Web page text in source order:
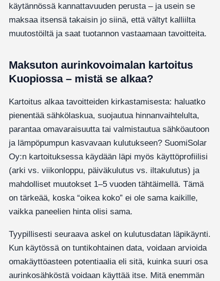
käytännössä kannattavuuden perusta – ja usein se
maksaa itsensä takaisin jo siinä, että vältyt kalliilta
muutostöiltä ja saat tuotannon vastaamaan tavoitteita.
Maksuton aurinkovoimalan kartoitus
Kuopiossa – mistä se alkaa?
Kartoitus alkaa tavoitteiden kirkastamisesta: haluatko
pienentää sähkölaskua, suojautua hinnanvaihtelulta,
parantaa omavaraisuutta tai valmistautua sähköautoon
ja lämpöpumpun kasvavaan kulutukseen? SuomiSolar
Oy:n kartoituksessa käydään läpi myös käyttöprofiilisi
(arki vs. viikonloppu, päiväkulutus vs. iltakulutus) ja
mahdolliset muutokset 1–5 vuoden tähtäimellä. Tämä
on tärkeää, koska “oikea koko” ei ole sama kaikille,
vaikka paneelien hinta olisi sama.
Tyypillisesti seuraava askel on kulutusdatan läpikäynti.
Kun käytössä on tuntikohtainen data, voidaan arvioida
omakäyttöasteen potentiaalia eli sitä, kuinka suuri osa
aurinkosähköstä voidaan käyttää itse. Mitä enemmän